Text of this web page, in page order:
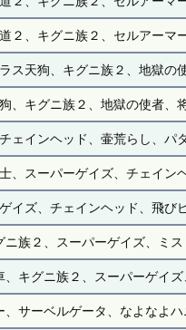
２、キグニ族２、セルアーマ
ス天狗、キグニ族２、地獄の
、キグニ族２、地獄の使者、
ェインヘッド、壷荒らし、パ
、スーパーゲイズ、チェイン
イズ、チェインヘッド、飛び
族２、スーパーゲイズ、ミ
キグニ族２、スーパーゲイ
、サーベルゲータ、なよなよ